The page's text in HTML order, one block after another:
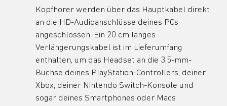
Kopfhörer werden über das Hauptkabel direkt
an die HD-Audioanschlüsse deines PCs
angeschlossen. Ein 20 cm langes
Verlängerungskabel ist im Lieferumfang
enthalten, um das Headset an die 3,5-mm-
Buchse deines PlayStation-Controllers, deiner
Xbox, deiner Nintendo Switch-Konsole und
sogar deines Smartphones oder Macs